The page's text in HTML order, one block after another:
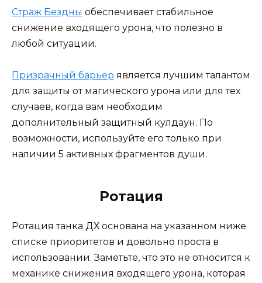
Страж Бездны обеспечивает стабильное
снижение входящего урона, что полезно в
любой ситуации.
Призрачный барьер является лучшим талантом
для защиты от магического урона или для тех
случаев, когда вам необходим
дополнительный защитный кулдаун. По
возможности, используйте его только при
наличии 5 активных фрагментов души.
Ротация
Ротация танка ДХ основана на указанном ниже
списке приоритетов и довольно проста в
использовании. Заметьте, что это не относится к
механике снижения входящего урона, которая